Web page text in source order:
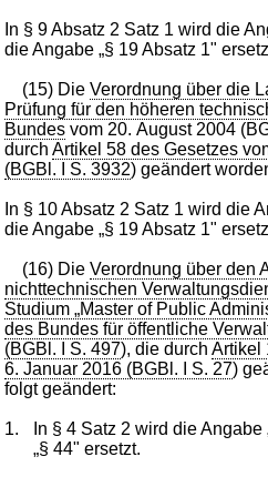
In § 9 Absatz 2 Satz 1 wird die
die Angabe „§ 19 Absatz 1"
(15) DieVerordnung über die
Prüfung für den höheren
Bundes vom 20. August 2004
durchArtikel 58 des Gesetzes
(BGBl. I S. 3932) geändert
In § 10 Absatz 2 Satz 1 wird die
die Angabe „§ 19 Absatz 1"
(16) DieVerordnung über den
nichttechnischen
Studium „Master of Public
des Bundes für öffentliche
(BGBl. I S. 497), die durchArtikel
6. Januar 2016 (BGBl. I S. 27)
folgt geändert:
1.
In § 4 Satz 2 wird die
„§ 44" ersetzt.